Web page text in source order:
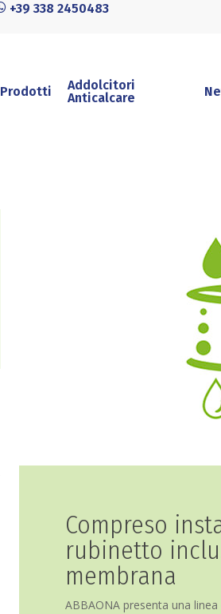
+39 338 2450483
Prodotti
Addolcitori
Anticalcare
Compreso
rubinetto
membrana
ABBAONA presenta una